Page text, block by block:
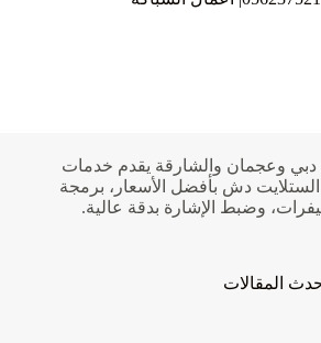
وعجمان والشارقة يقدم خدمات
دش بأفضل الأسعار، برمجة
وضبط الإشارة بدقة عالية.
المقالات